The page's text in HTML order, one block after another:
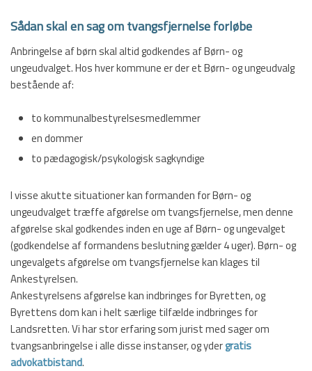
Sådan skal en sag om tvangsfjernelse forløbe
Anbringelse af børn skal altid godkendes af Børn- og
ungeudvalget. Hos hver kommune er der et Børn- og ungeudvalg
bestående af:
​​to kommunalbestyrelsesmedlemmer
en dommer
to pædagogisk/psykologisk sagkyndige
I visse akutte situationer kan formanden for Børn- og
ungeudvalget træffe afgørelse om tvangsfjernelse, men denne
afgørelse skal godkendes inden en uge af Børn- og ungevalget
(godkendelse af formandens beslutning gælder 4 uger). Børn- og
ungevalgets afgørelse om tvangsfjernelse kan klages til
Ankestyrelsen.
Ankestyrelsens afgørelse kan indbringes for Byretten, og
Byrettens dom kan i helt særlige tilfælde indbringes for
Landsretten. Vi har stor erfaring som jurist med sager om
tvangsanbringelse i alle disse instanser, og ydergratis
advokatbistand.